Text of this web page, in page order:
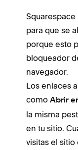
para que se
porque esto
bloqueador
navegador.
Los enlaces
como Abrir
la misma
en tu sitio.
visitas el